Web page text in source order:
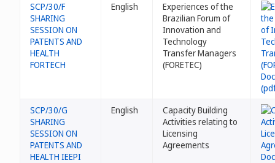
SCP/30/F
SHARING
SESSION ON
PATENTS AND
HEALTH
FORTECH
English
Experiences of the
Brazilian Forum of
Innovation and
Technology
Transfer Managers
(FORETEC)
SCP/30/G
SHARING
SESSION ON
PATENTS AND
HEALTH IEEPI
English
Capacity Building
Activities relating to
Licensing
Agreements